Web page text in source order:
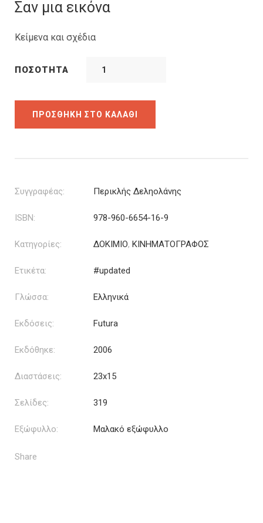
19.08€.
13.36€.
Σαν μια εικόνα
Κείμενα και σχέδια
ΠΟΣΌΤΗΤΑ
ΠΡΟΣΘΉΚΗ ΣΤΟ ΚΑΛΆΘΙ
Συγγραφέας: Περικλής Δεληολάνης
ISBN: 978-960-6654-16-9
Κατηγορίες: ΔΟΚΙΜΙΟ, ΚΙΝΗΜΑΤΟΓΡΑΦΟΣ
Ετικέτα: #updated
Γλώσσα: Ελληνικά
Εκδόσεις: Futura
Εκδόθηκε: 2006
Διαστάσεις: 23x15
Σελίδες: 319
Εξώφυλλο: Μαλακό εξώφυλλο
Share